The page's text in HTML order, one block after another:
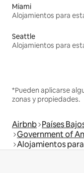
Miami
Seattle
*Pueden aplicarse
zonas y propiedades.
Airbnb Países
Government of
Alojamientos